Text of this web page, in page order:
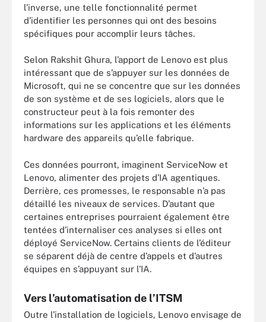
l’inverse, une telle fonctionnalité permet
d’identifier les personnes qui ont des besoins
spécifiques pour accomplir leurs tâches.
Selon Rakshit Ghura, l’apport de Lenovo est plus
intéressant que de s’appuyer sur les données de
Microsoft, qui ne se concentre que sur les données
de son système et de ses logiciels, alors que le
constructeur peut à la fois remonter des
informations sur les applications et les éléments
hardware des appareils qu’elle fabrique.
Ces données pourront, imaginent ServiceNow et
Lenovo, alimenter des projets d’IA agentiques.
Derrière, ces promesses, le responsable n’a pas
détaillé les niveaux de services. D’autant que
certaines entreprises pourraient également être
tentées d’internaliser ces analyses si elles ont
déployé ServiceNow. Certains clients de l’éditeur
se séparent déjà de centre d’appels et d’autres
équipes en s’appuyant sur l’IA.
Vers l’automatisation de l’ITSM
Outre l’installation de logiciels, Lenovo envisage de